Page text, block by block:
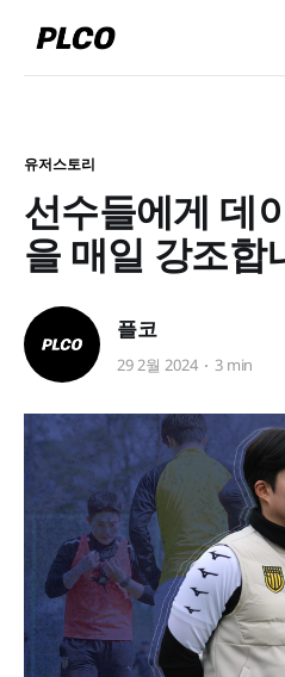
유저스토리
선수들에게 데
을 매일 강조합
플코
29 2월 2024 3 min